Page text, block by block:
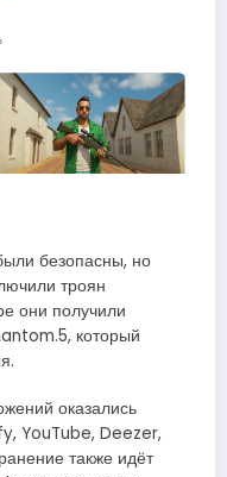
безопасны, но
троян
они получили
который
оказались
YouTube, Deezer,
также идёт